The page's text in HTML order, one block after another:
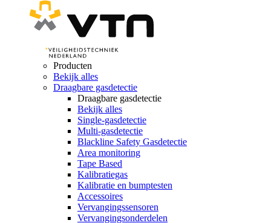
Producten
Bekijk alles
Draagbare gasdetectie
Draagbare gasdetectie
Bekijk alles
Single-gasdetectie
Multi-gasdetectie
Blackline Safety Gasdetectie
Area monitoring
Tape Based
Kalibratiegas
Kalibratie en bumptesten
Accessoires
Vervangingssensoren
Vervangingsonderdelen